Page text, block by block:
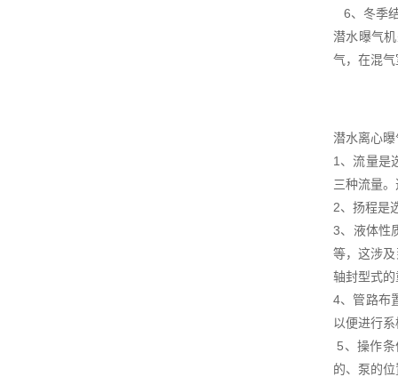
6、冬季
潜水曝气
气，在混
潜水离心
1、流量是
三种流量
2、扬程是
3、液体性
等，这涉
轴封型式
4、管路布
以便进行
5、操作
的、泵的